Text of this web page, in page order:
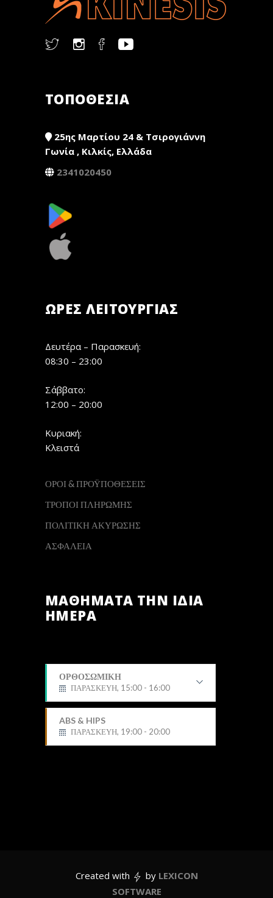
ΤΟΠΟΘΕΣΙΑ
25ης Μαρτίου 24 & Τσιρογιάννη
Γωνία , Κιλκίς, Ελλάδα
2341020450
ΏΡΕΣ ΛΕΙΤΟΥΡΓΊΑΣ
Δευτέρα – Παρασκευή:
08:30 – 23:00
Σάββατο:
12:00 – 20:00
Κυριακή:
Κλειστά
ΟΡΟΙ & ΠΡΟΫΠΟΘΕΣΕΙΣ
ΤΡΟΠΟΙ ΠΛΗΡΩΜΗΣ
ΠΟΛΙΤΙΚΗ ΑΚΥΡΩΣΗΣ
ΑΣΦΑΛΕΙΑ
ΜΑΘΗΜΑΤΑ ΤΗΝ ΙΔΙΑ
ΗΜΕΡΑ
ΟΡΘΟΣΩΜΙΚΗ
ΠΑΡΑΣΚΕΥΗ, 15:00 - 16:00
Δημήτρης
ABS & HIPS
ΠΑΡΑΣΚΕΥΗ, 19:00 - 20:00
Created with by LEXICON
SOFTWARE